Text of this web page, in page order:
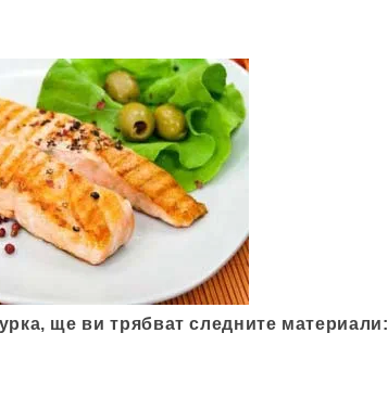
ще ви трябват следните материали: